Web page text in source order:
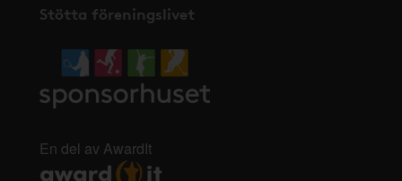
Stötta föreningslivet
En del av AwardIt